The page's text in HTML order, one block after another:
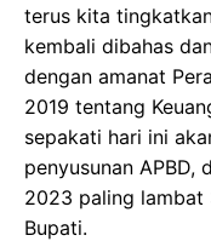
terus kita
kembali dibahas
dengan amanat
2019 tentang
sepakati hari ini
penyusunan APBD,
2023 paling lambat
Bupati.